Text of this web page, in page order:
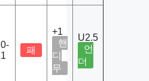
0-
1
패
+1
핸
디
무
U2.5
언
더